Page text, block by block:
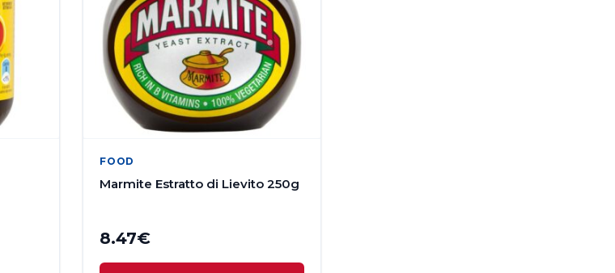
FOOD
Marmite Estratto di Lievito 250g
8.47€